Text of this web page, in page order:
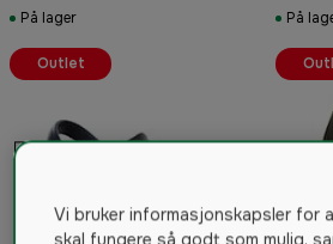
På lager På
Outlet
Vi bruker informasjonskapsler for
skal fungere så godt som mulig,